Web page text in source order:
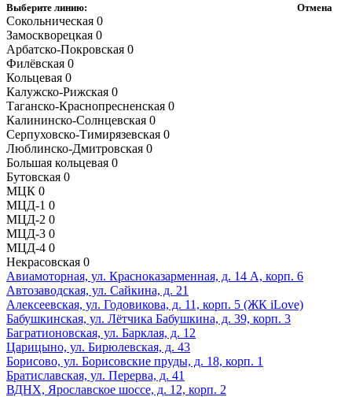
Выберите линию: Отмена
Сокольническая 0
Замоскворецкая 0
Арбатско-Покровская 0
Филёвская 0
Кольцевая 0
Калужско-Рижская 0
Таганско-Краснопресненская 0
Калининско-Солнцевская 0
Серпуховско-Тимирязевская 0
Люблинско-Дмитровская 0
Большая кольцевая 0
Бутовская 0
МЦК 0
МЦД-1 0
МЦД-2 0
МЦД-3 0
МЦД-4 0
Некрасовская 0
Авиамоторная, ул. Красноказарменная, д. 14 А, корп. 6
Автозаводская, ул. Сайкина, д. 21
Алексеевская, ул. Годовикова, д. 11, корп. 5 (ЖК iLove)
Бабушкинская, ул. Лётчика Бабушкина, д. 39, корп. 3
Багратионовская, ул. Барклая, д. 12
Царицыно, ул. Бирюлевская, д. 43
Борисово, ул. Борисовские пруды, д. 18, корп. 1
Братиславская, ул. Перерва, д. 41
ВДНХ, Ярославское шоссе, д. 12, корп. 2